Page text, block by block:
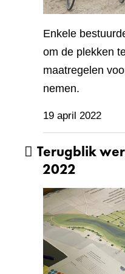
Enkele
om de plekken
maatregelen
nemen.
19 april 2022
Terugblik
2022